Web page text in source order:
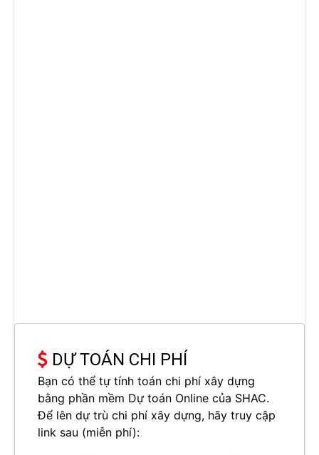
DỰ TOÁN CHI PHÍ
Bạn có thể tự tính toán chi phí xây dựng
bằng phần mềm Dự toán Online của SHAC.
Để lên dự trù chi phí xây dựng, hãy truy cập
link sau (miễn phí):